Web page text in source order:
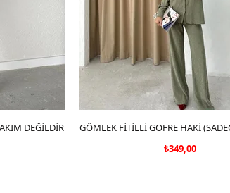
DEĞİLDİR
SEPETE EKLE
₺349,00